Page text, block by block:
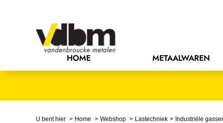
HOME METAALWAREN
Bevestigingsmaterialen
Elektrische componenten
U bent hier Home Webshop Lastechniek Industriële